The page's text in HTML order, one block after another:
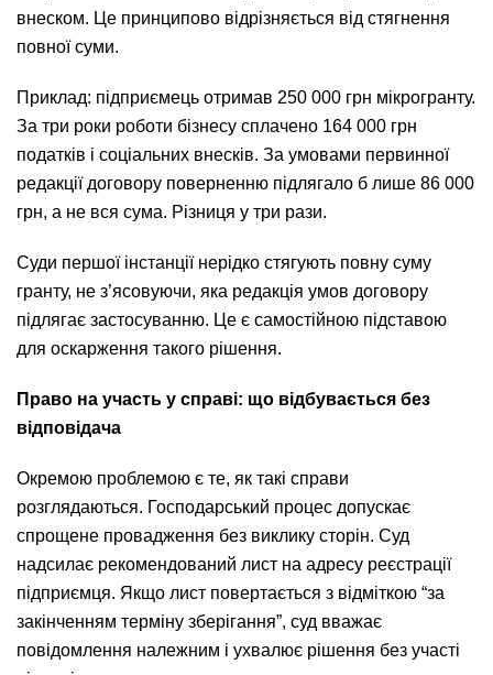
внеском. Це принципово відрізняється від стягнення
повної суми.
Приклад: підприємець отримав 250 000 грн мікрогранту.
За три роки роботи бізнесу сплачено 164 000 грн
податків і соціальних внесків. За умовами первинної
редакції договору поверненню підлягало б лише 86 000
грн, а не вся сума. Різниця у три рази.
Суди першої інстанції нерідко стягують повну суму
гранту, не з’ясовуючи, яка редакція умов договору
підлягає застосуванню. Це є самостійною підставою
для оскарження такого рішення.
Право на участь у справі: що відбувається без
відповідача
Окремою проблемою є те, як такі справи
розглядаються. Господарський процес допускає
спрощене провадження без виклику сторін. Суд
надсилає рекомендований лист на адресу реєстрації
підприємця. Якщо лист повертається з відміткою “за
закінченням терміну зберігання”, суд вважає
повідомлення належним і ухвалює рішення без участі